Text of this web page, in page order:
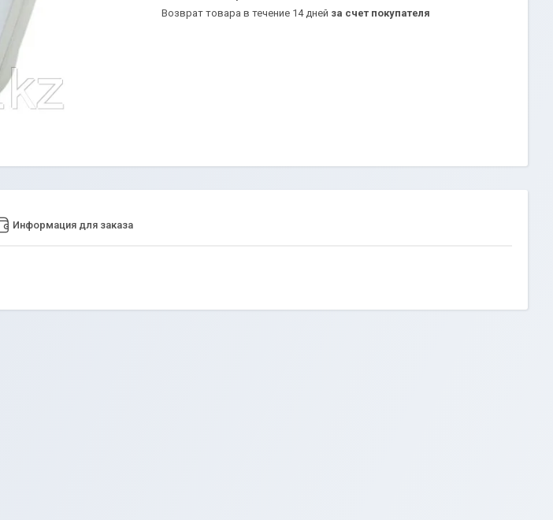
возврат товара в течение 14 дней за счет покупателя
Информация для заказа